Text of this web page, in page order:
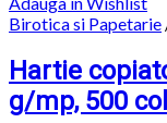
Birotica si Papetarie
Hartie
g/mp, 500